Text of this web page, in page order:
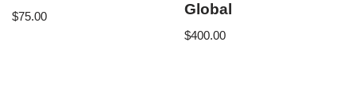
$75.00
Global
$400.00